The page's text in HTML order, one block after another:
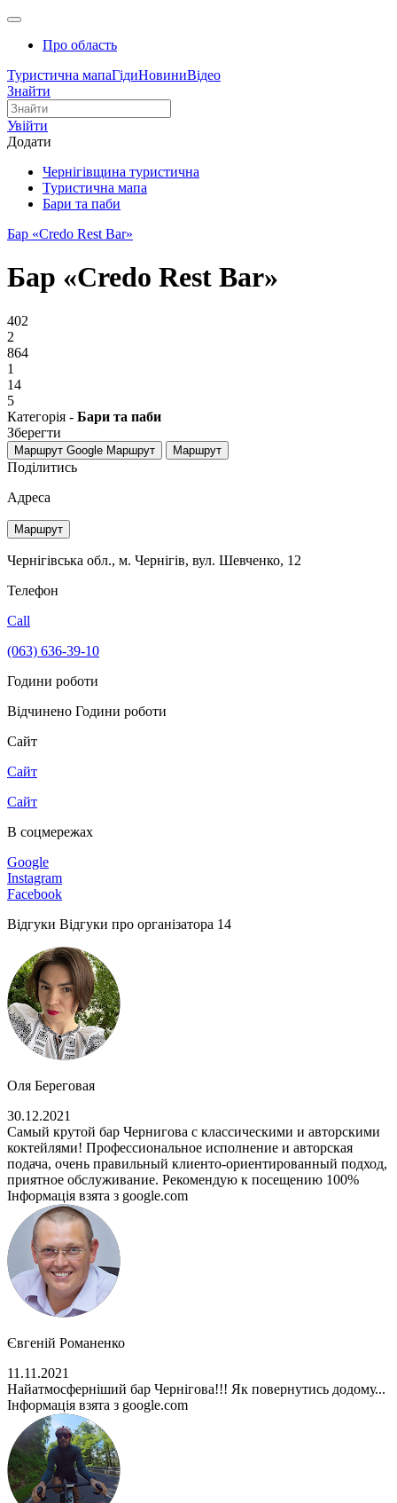
Про область
Туристична мапаГідиНовиниВідео
Знайти
Увійти
Додати
Чернігівщина туристична
Туристична мапа
Бари та паби
Бар «Credo Rest Bar»
Бар «Credo Rest Bar»
402
2
864
1
14
5
Категорія - Бари та паби
Зберегти
Маршрут Google Маршрут Маршрут
Поділитись
Адреса
Маршрут
Чернігівська обл., м. Чернігів, вул. Шевченко, 12
Телефон
Call
(063) 636-39-10
Години роботи
Відчинено Години роботи
Сайт
Сайт
Сайт
В соцмережах
Google
Instagram
Facebook
Відгуки Відгуки про організатора 14
Оля Береговая
30.12.2021
Самый крутой бар Чернигова с классическими и авторскими
коктейлями! Профессиональное исполнение и авторская
подача, очень правильный клиенто-ориентированный подход,
приятное обслуживание. Рекомендую к посещению 100%
Інформація взята з google.com
Євгеній Романенко
11.11.2021
Найатмосферніший бар Чернігова!!! Як повернутись додому...
Інформація взята з google.com